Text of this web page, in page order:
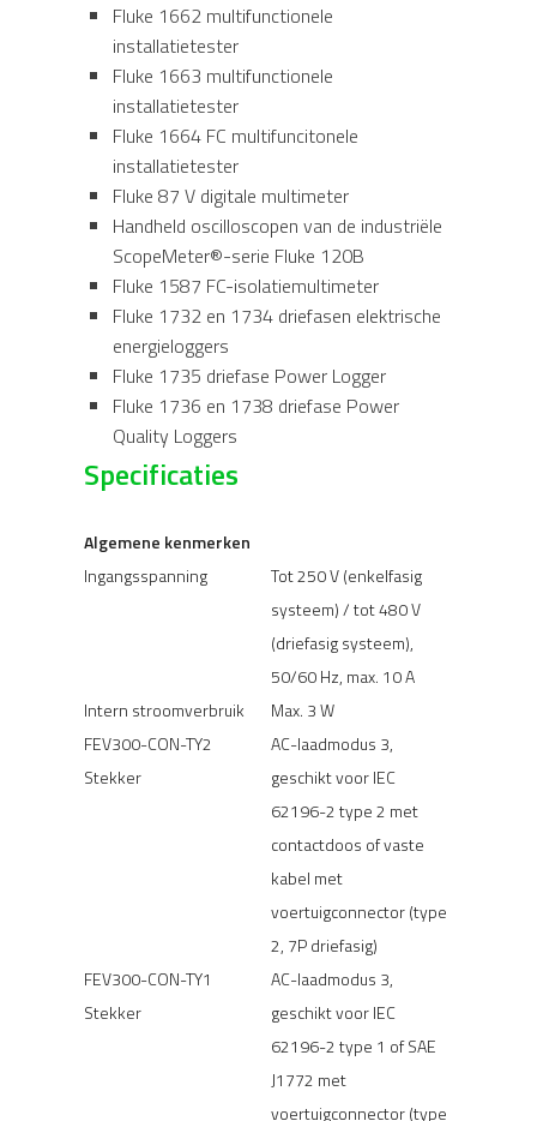
Fluke 1662 multifunctionele
installatietester
Fluke 1663 multifunctionele
installatietester
Fluke 1664 FC multifuncitonele
installatietester
Fluke 87 V digitale multimeter
Handheld oscilloscopen van de industriële
ScopeMeter®-serie Fluke 120B
Fluke 1587 FC-isolatiemultimeter
Fluke 1732 en 1734 driefasen elektrische
energieloggers
Fluke 1735 driefase Power Logger
Fluke 1736 en 1738 driefase Power
Quality Loggers
Specificaties
Algemene kenmerken
Ingangsspanning
Tot 250 V (enkelfasig
systeem) / tot 480 V
(driefasig systeem),
50/60 Hz, max. 10 A
Intern stroomverbruik
Max. 3 W
FEV300-CON-TY2
Stekker
AC-laadmodus 3,
geschikt voor IEC
62196-2 type 2 met
contactdoos of vaste
kabel met
voertuigconnector (type
2, 7P driefasig)
FEV300-CON-TY1
Stekker
AC-laadmodus 3,
geschikt voor IEC
62196-2 type 1 of SAE
J1772 met
voertuigconnector (type